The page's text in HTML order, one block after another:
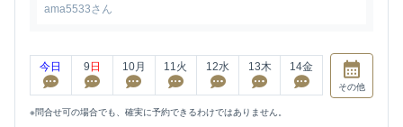
ama5533さん
今日 9 日 10月 11火 12水 13木 14金
その他
※問合せ可の場合でも、確実に予約できるわけではありません。